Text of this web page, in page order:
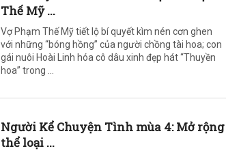
Thế Mỹ ...
Vợ Phạm Thế Mỹ tiết lộ bí quyết kìm nén cơn ghen
với những “bóng hồng” của người chồng tài hoa; con
gái nuôi Hoài Linh hóa cô dâu xinh đẹp hát “Thuyền
hoa” trong ...
Người Kể Chuyện Tình mùa 4: Mở rộng
thể loại ...